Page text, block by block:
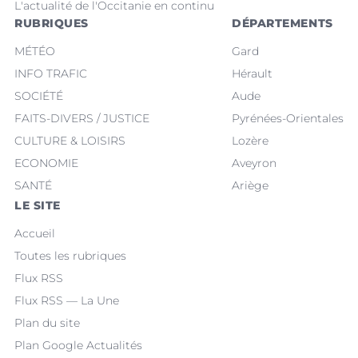
L'actualité de l'Occitanie en continu
RUBRIQUES
MÉTÉO
INFO TRAFIC
SOCIÉTÉ
FAITS-DIVERS / JUSTICE
CULTURE & LOISIRS
ECONOMIE
SANTÉ
DÉPARTEMENTS
Gard
Hérault
Aude
Pyrénées-Orientales
Lozère
Aveyron
Ariège
LE SITE
Accueil
Toutes les rubriques
Flux RSS
Flux RSS — La Une
Plan du site
Plan Google Actualités